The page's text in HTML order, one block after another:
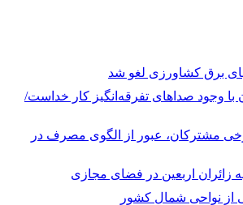
برق کشاورزی لغو شد
وجود صداهای تفرقه‌انگیز کار خداست/
مشترکان، عبور از الگوی مصرف در
زائران اربعین در فضای مجازی
از نواحی شمال کشور